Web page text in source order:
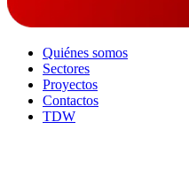
Quiénes somos
Sectores
Proyectos
Contactos
TDW